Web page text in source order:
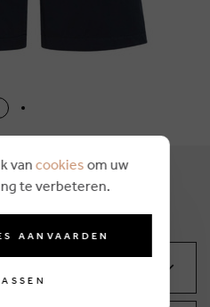
van cookies om uw
te verbeteren.
AANVAARDEN